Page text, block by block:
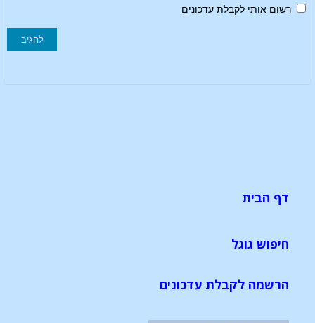
רשום אותי לקבלת עדכונים
דף הבית
חיפוש גוגל
הרשמה לקבלת עדכונים